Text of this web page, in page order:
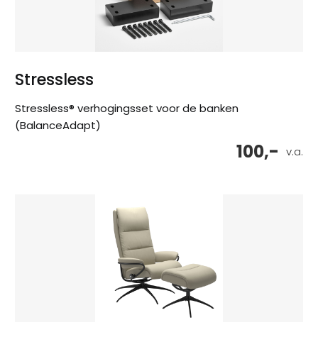
Stressless
Stressless® verhogingsset voor de banken
(BalanceAdapt)
v.a.
100,-